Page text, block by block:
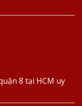
8 tại HCM uy